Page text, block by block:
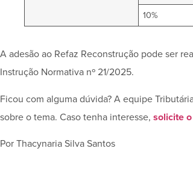
10%
A adesão ao Refaz Reconstrução pode ser
Instrução Normativa nº 21/2025.
Ficou com alguma dúvida? A equipe
sobre o tema. Caso tenha interesse, solicite
Por Thacynaria Silva Santos